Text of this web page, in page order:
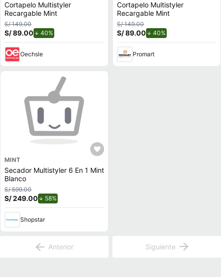
Cortapelo Multistyler
Recargable Mint
S/ 149.00
S/ 89.00 40%
Oechsle
Cortapelo Multistyler
Recargable Mint
S/ 149.00
S/ 89.00 40%
Promart
MINT
Secador Multistyler 6 En 1 Mint
Blanco
S/ 599.00
S/ 249.00 58%
Shopstar
Anterior Siguiente